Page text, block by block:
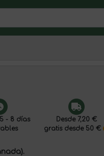
- 8 días
Desde 7,20 €
gratis desde 50 €